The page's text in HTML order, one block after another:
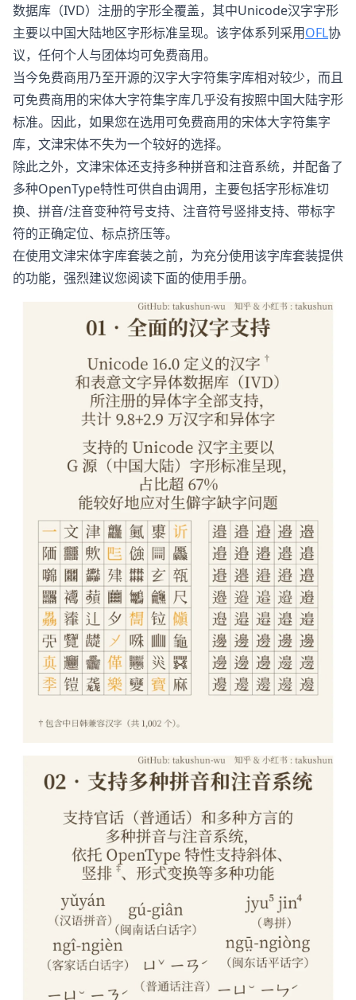
数据库（IVD）注册的字形全覆盖，其中Unicode汉字字形
主要以中国大陆地区字形标准呈现。该字体系列采用OFL协
议，任何个人与团体均可免费商用。
当今免费商用乃至开源的汉字大字符集字库相对较少，而且
可免费商用的宋体大字符集字库几乎没有按照中国大陆字形
标准。因此，如果您在选用可免费商用的宋体大字符集字
库，文津宋体不失为一个较好的选择。
除此之外，文津宋体还支持多种拼音和注音系统，并配备了
多种OpenType特性可供自由调用，主要包括字形标准切
换、拼音/注音变种符号支持、注音符号竖排支持、带标字
符的正确定位、标点挤压等。
在使用文津宋体字库套装之前，为充分使用该字库套装提供
的功能，强烈建议您阅读下面的使用手册。